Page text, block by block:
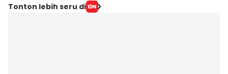
Editor
Tonton lebih seru di